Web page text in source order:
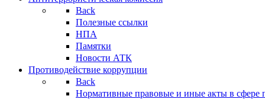
Back
Полезные ссылки
НПА
Памятки
Новости АТК
Противодействие коррупции
Back
Нормативные правовые и иные акты в сфере